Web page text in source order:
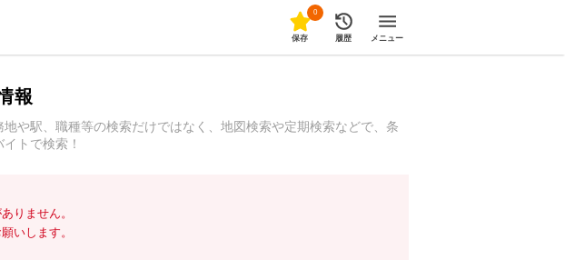
0
保存 履歴 メニュー
報
や駅、職種等の検索だけではなく、地図検索や定期検索などで、条
トで検索！
りません。
いします。